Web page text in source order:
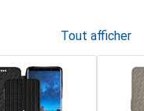
Tout afficher